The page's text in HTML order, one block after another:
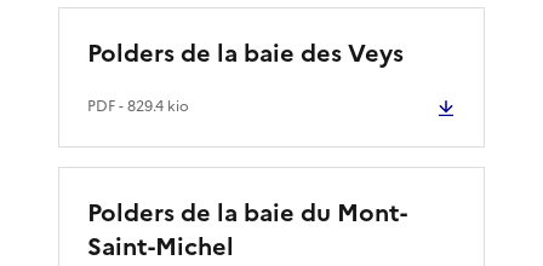
Polders de la baie des Veys
PDF- 829.4 kio
Polders de la baie du Mont-
Saint-Michel